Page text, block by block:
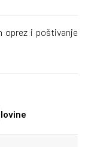
oprez i poštivanje